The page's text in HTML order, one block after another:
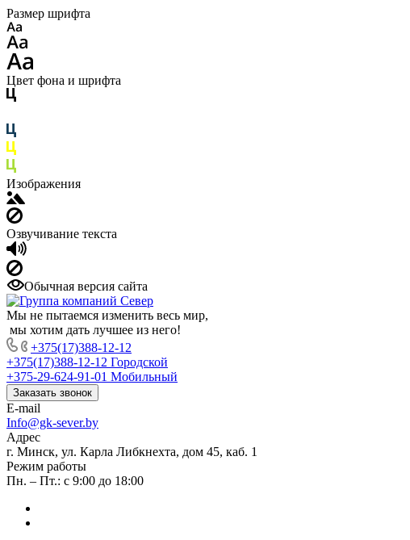
Размер шрифта
Цвет фона и шрифта
Изображения
Озвучивание текста
Обычная версия сайта
Мы не пытаемся изменить весь мир,
мы хотим дать лучшее из него!
+375(17)388-12-12
+375(17)388-12-12 Городской
+375-29-624-91-01 Мобильный
Заказать звонок
E-mail
Info@gk-sever.by
Адрес
г. Минск, ул. Карла Либкнехта, дом 45, каб. 1
Режим работы
Пн. – Пт.: с 9:00 до 18:00